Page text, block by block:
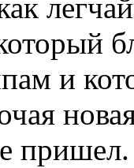
и
пришел.